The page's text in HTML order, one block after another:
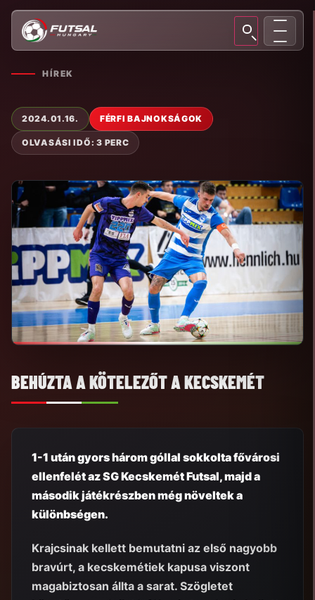
HÍREK
2024.01.16. FÉRFI BAJNOKSÁGOK
OLVASÁSI IDŐ: 3 PERC
BEHÚZTA A KÖTELEZŐT A KECSKEMÉT
1-1 után gyors három góllal sokkolta fővárosi
ellenfelét az SG Kecskemét Futsal, majd a
második játékrészben még növeltek a
különbségen.
Krajcsinak kellett bemutatni az első nagyobb
bravúrt, a kecskemétiek kapusa viszont
magabiztosan állta a sarat. Szögletet